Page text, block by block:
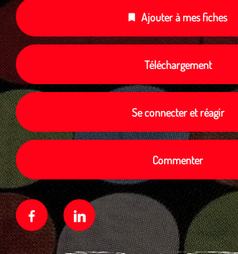
Ajouter à mes fiches
Téléchargement
Se connecter et réagir
Commenter
FacebookLinkedin